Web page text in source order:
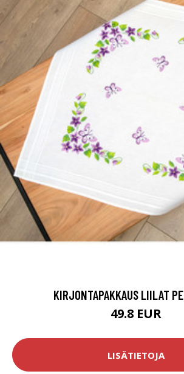
KIRJONTAPAKKAUS LIILAT
49.8 EUR
LISÄTIETOJA